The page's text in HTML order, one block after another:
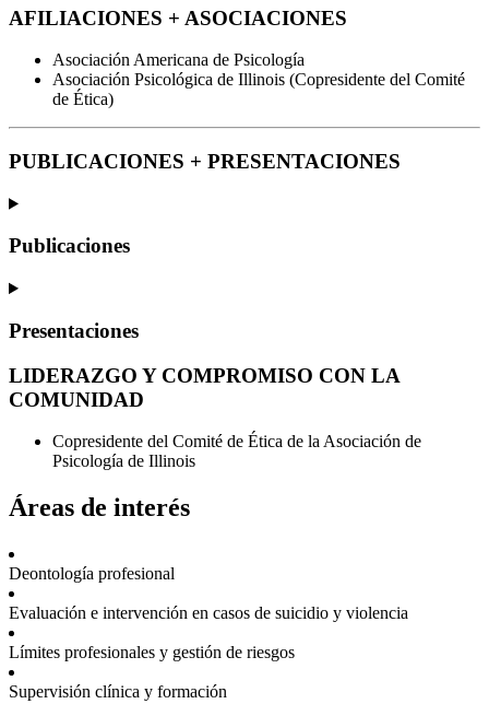
AFILIACIONES + ASOCIACIONES
Asociación Americana de Psicología
Asociación Psicológica de Illinois (Copresidente del Comité
de Ética)
PUBLICACIONES + PRESENTACIONES
Publicaciones
Presentaciones
LIDERAZGO Y COMPROMISO CON LA
COMUNIDAD
Copresidente del Comité de Ética de la Asociación de
Psicología de Illinois
Áreas de interés
Deontología profesional
Evaluación e intervención en casos de suicidio y violencia
Límites profesionales y gestión de riesgos
Supervisión clínica y formación